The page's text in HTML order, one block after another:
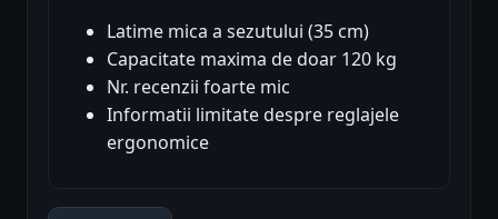
Latime mica a sezutului (35 cm)
Capacitate maxima de doar 120 kg
Nr. recenzii foarte mic
Informatii limitate despre reglajele
ergonomice